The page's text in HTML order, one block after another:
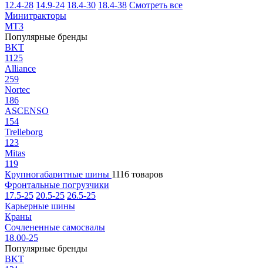
12.4-28 14.9-24 18.4-30 18.4-38 Смотреть все
Минитракторы
МТЗ
Популярные бренды
BKT
1125
Alliance
259
Nortec
186
ASCENSO
154
Trelleborg
123
Mitas
119
Крупногабаритные шины 1116 товаров
Фронтальные погрузчики
17.5-25 20.5-25 26.5-25
Карьерные шины
Краны
Сочлененные самосвалы
18.00-25
Популярные бренды
BKT